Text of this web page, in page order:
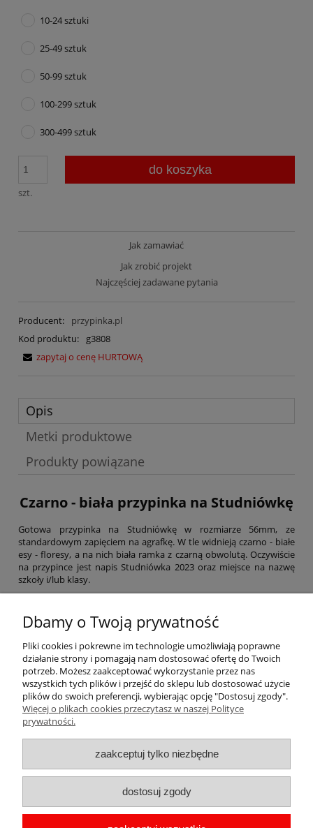
10-24 sztuki
25-49 sztuk
50-99 sztuk
100-299 sztuk
300-499 sztuk
szt.
do koszyka
Jak zamawiać
Jak zrobić projekt
Najczęściej zadawane pytania
Producent:
przypinka.pl
Kod produktu:
g3808
zapytaj o cenę HURTOWĄ
Opis
Metki produktowe
Produkty powiązane
Czarno - biała przypinka na Studniówkę
Gotowa przypinka na Studniówkę w rozmiarze 56mm, ze
standardowym zapięciem na agrafkę. W tle widnieją czarno - białe
esy - floresy, a na nich biała ramka z czarną obwolutą. Oczywiście
na przypince jest napis Studniówka 2023 oraz miejsce na nazwę
szkoły i/lub klasy.
itp.) napisz w "uwagach do zamówienia" w trakcie składania
zamówienia.
Przed realizacją zamówienia zawsze wysyłamy wizualizację do
akceptacji.
Pomoc
Płatności i dostawa
Informacje
Dbamy o Twoją prywatność
Pliki cookies i pokrewne im technologie umożliwiają poprawne
działanie strony i pomagają nam dostosować ofertę do Twoich
potrzeb. Możesz zaakceptować wykorzystanie przez nas
wszystkich tych plików i przejść do sklepu lub dostosować użycie
plików do swoich preferencji, wybierając opcję "Dostosuj zgody".
Więcej o plikach cookies przeczytasz w naszej Polityce
prywatności.
zaakceptuj tylko niezbędne
dostosuj zgody